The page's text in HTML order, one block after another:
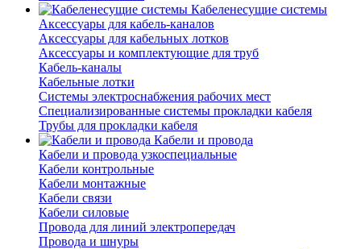
Кабеленесущие системы
Аксессуары для кабель-каналов
Аксессуары для кабельных лотков
Аксессуары и комплектующие для труб
Кабель-каналы
Кабельные лотки
Системы электроснабжения рабочих мест
Специализированные системы прокладки кабеля
Трубы для прокладки кабеля
Кабели и провода
Кабели и провода узкоспециальные
Кабели контрольные
Кабели монтажные
Кабели связи
Кабели силовые
Провода для линий электропередач
Провода и шнуры